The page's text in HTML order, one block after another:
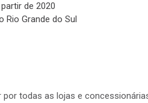
de 2020
Rio Grande do Sul
todas as lojas e